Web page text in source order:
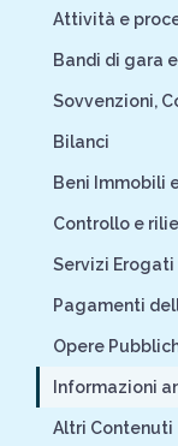
Attività e
Bandi di gara
Sovvenzioni,
Bilanci
Beni Immobili
Controllo e
Servizi Erogati
Pagamenti
Opere
Informazioni
Altri Contenuti